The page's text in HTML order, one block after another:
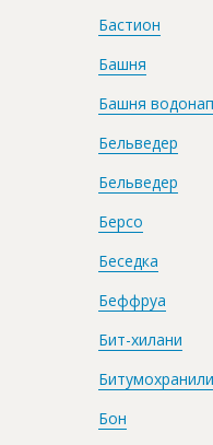
Бастион
Башня
Башня
Бельведер
Бельведер
Берсо
Беседка
Беффруа
Бит-хилани
Бон